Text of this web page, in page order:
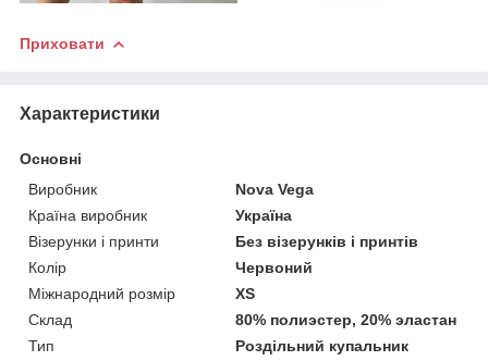
Приховати
Характеристики
Основні
Виробник
Nova Vega
Країна виробник
Україна
Візерунки і принти
Без візерунків і принтів
Колір
Червоний
Міжнародний розмір
XS
Склад
80% полиэстер, 20% эластан
Тип
Роздільний купальник